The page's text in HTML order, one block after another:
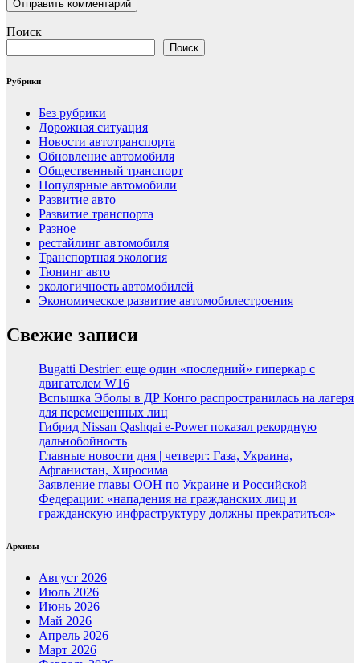
Поиск
Поиск
Рубрики
Без рубрики
Дорожная ситуация
Новости автотранспорта
Обновление автомобиля
Общественный транспорт
Популярные автомобили
Развитие авто
Развитие транспорта
Разное
рестайлинг автомобиля
Транспортная экология
Тюнинг авто
экологичность автомобилей
Экономическое развитие автомобилестроения
Свежие записи
Bugatti Destrier: еще один «последний» гиперкар с
двигателем W16
Вспышка Эболы в ДР Конго распространилась на лагеря
для перемещенных лиц
Гибрид Nissan Qashqai e-Power показал рекордную
дальнобойность
Главные новости дня | четверг: Газа, Украина,
Афганистан, Хиросима
Заявление главы ООН по Украине и Российской
Федерации: «нападения на гражданских лиц и
гражданскую инфраструктуру должны прекратиться»
Архивы
Август 2026
Июль 2026
Июнь 2026
Май 2026
Апрель 2026
Март 2026